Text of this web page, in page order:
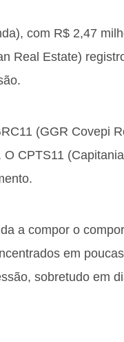
com R$ 2,47
Real Estate)
(GGR Covepi
CPTS11
a compor o
em
sobretudo em